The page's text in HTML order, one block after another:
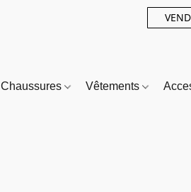
Chaussures Vêtements